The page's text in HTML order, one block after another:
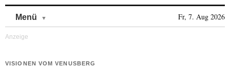
Menü Fr, 7. Aug 2026
VISIONEN VOM VENUSBERG